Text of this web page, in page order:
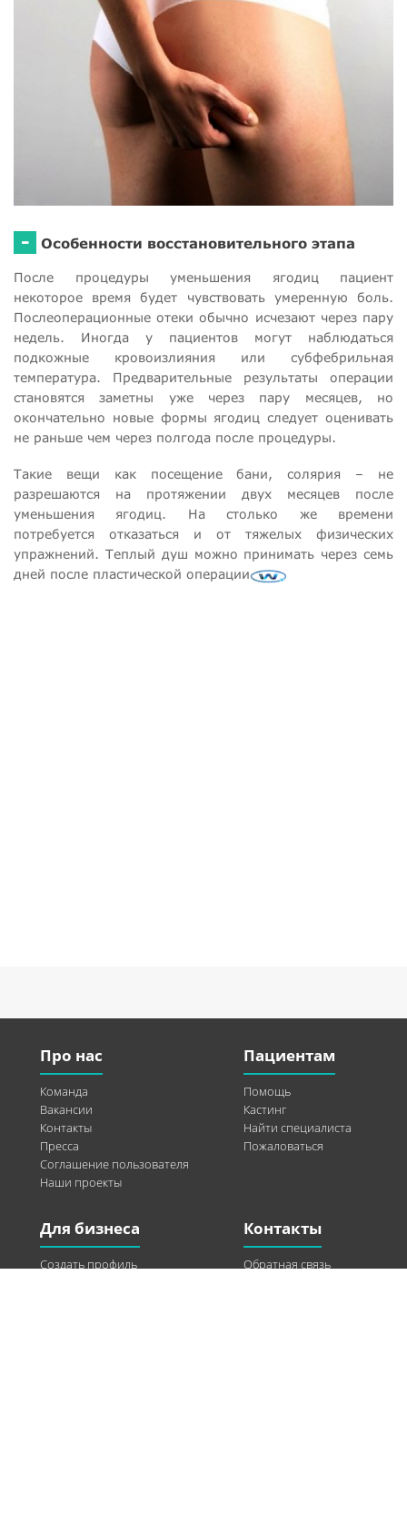
- Особенности восстановительного этапа
После процедуры уменьшения ягодиц пациент
некоторое время будет чувствовать умеренную боль.
Послеоперационные отеки обычно исчезают через пару
недель. Иногда у пациентов могут наблюдаться
подкожные кровоизлияния или субфебрильная
температура. Предварительные результаты операции
становятся заметны уже через пару месяцев, но
окончательно новые формы ягодиц следует оценивать
не раньше чем через полгода после процедуры.
Такие вещи как посещение бани, солярия – не
разрешаются на протяжении двух месяцев после
уменьшения ягодиц. На столько же времени
потребуется отказаться и от тяжелых физических
упражнений. Теплый душ можно принимать через семь
дней после пластической операции
Про нас
Команда
Вакансии
Контакты
Пресса
Соглашение пользователя
Наши проекты
Пациентам
Помощь
Кастинг
Найти специалиста
Пожаловаться
Для бизнеса
Создать профиль
Контакты
Обратная связь